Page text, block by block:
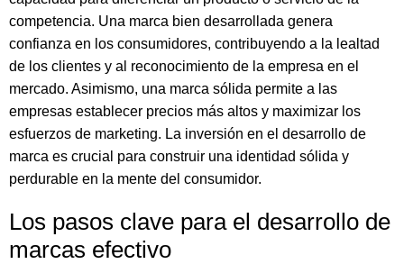
competencia. Una marca bien desarrollada genera
confianza en los consumidores, contribuyendo a la lealtad
de los clientes y al reconocimiento de la empresa en el
mercado. Asimismo, una marca sólida permite a las
empresas establecer precios más altos y maximizar los
esfuerzos de marketing. La inversión en el desarrollo de
marca es crucial para construir una identidad sólida y
perdurable en la mente del consumidor.
Los pasos clave para el desarrollo de
marcas efectivo